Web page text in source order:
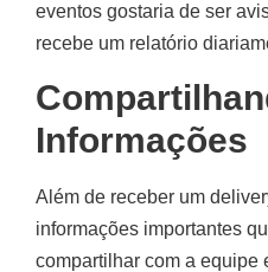
eventos gostaria de ser
recebe um relatório
Informações
Além de receber um
informações importantes
compartilhar com a equipe